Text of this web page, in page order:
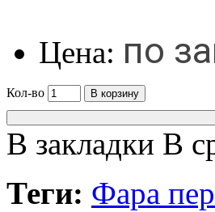
Цена: по
Кол-во
В корзину
В закладки В
Теги: Фара